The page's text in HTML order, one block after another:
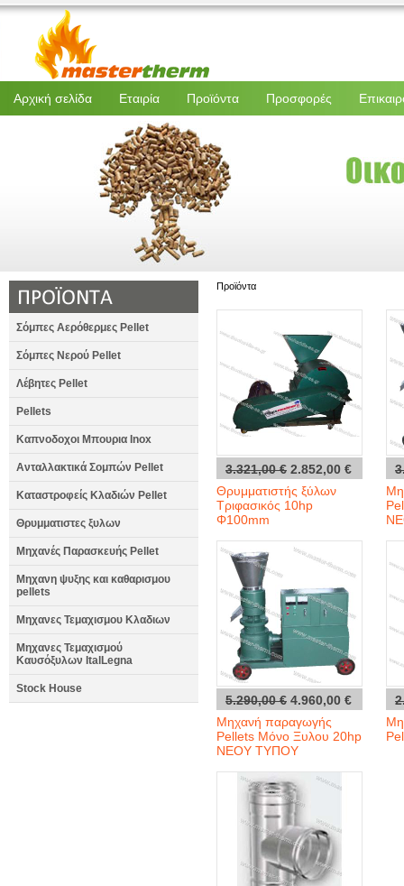
Αρχική σελίδα Εταιρία Προϊόντα Προσφορές
Σόμπες Αερόθερμες Pellet
Σόμπες Νερού Pellet
Λέβητες Pellet
Pellets
Καπνοδοχοι Μπουρια Inox
Ανταλλακτικά Σομπών Pellet
Καταστροφείς Κλαδιών Pellet
Θρυμματιστες ξυλων
Μηχανές Παρασκευής Pellet
Μηχανη ψυξης και καθαρισμου
pellets
Μηχανες Τεμαχισμου Κλαδιων
Μηχανες Τεμαχισμού
Καυσόξυλων ItalLegna
Stock House
Προϊόντα
3.321,00 € 2.852,00 €
Θρυμματιστής ξύλων
Τριφασικός 10hp
Φ100mm
5.290,00 € 4.960,00 €
Μηχανή παραγωγής
Pellets Μόνο Ξυλου 20hp
ΝΕΟΥ ΤΥΠΟΥ